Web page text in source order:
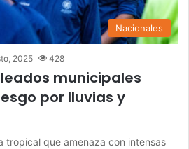
Nacionales
2025 428
municipales
por lluvias y
tropical que amenaza con intensas